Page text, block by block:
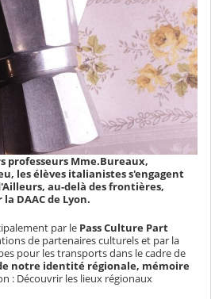
professeurs Mme.Bureaux,
les élèves italianistes s'engagent
au-delà des frontières,
DAAC de Lyon.
par le Pass Culture Part
de partenaires culturels et par la
pour les transports dans le cadre de
notre identité régionale, mémoire
: Découvrir les lieux régionaux